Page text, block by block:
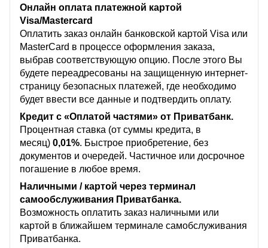
Онлайн оплата платежной картой
Visa/Mastercard
Оплатить заказ онлайн банковской картой Visa или
MasterCard в процессе оформления заказа,
выбрав соответствующую опцию. После этого Вы
будете переадресованы на защищенную интернет-
страницу безопасных платежей, где необходимо
будет ввести все данные и подтвердить оплату.
Кредит с «Оплатой частями» от Приватбанк.
Процентная ставка (от суммы кредита, в
месяц) 0,01%. Быстрое приобретение, без
документов и очередей. Частичное или досрочное
погашение в любое время.
Наличными / картой через терминал
самообслуживания Приватбанка.
Возможность оплатить заказ наличными или
картой в ближайшем терминале самобслуживания
Приватбанка.